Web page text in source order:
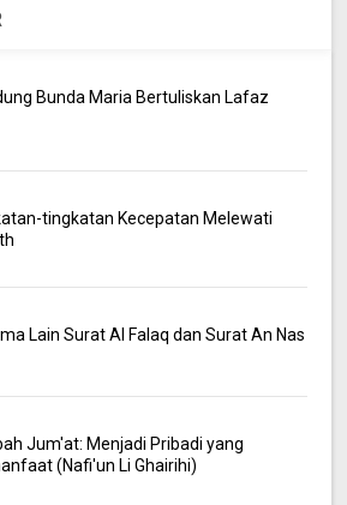
Bunda Maria Bertuliskan Lafaz
tingkatan Kecepatan Melewati
Lain Surat Al Falaq dan Surat An Nas
Jum'at: Menjadi Pribadi yang
(Nafi'un Li Ghairihi)